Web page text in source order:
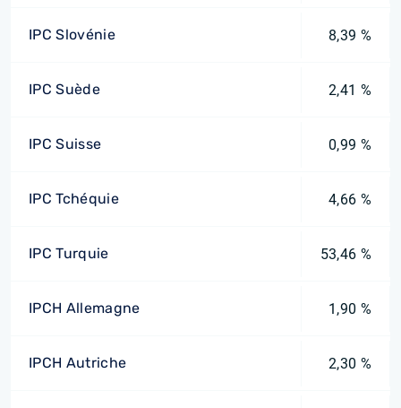
IPC Slovénie 8,39 %
IPC Suède 2,41 %
IPC Suisse 0,99 %
IPC Tchéquie 4,66 %
IPC Turquie 53,46 %
IPCH Allemagne 1,90 %
IPCH Autriche 2,30 %